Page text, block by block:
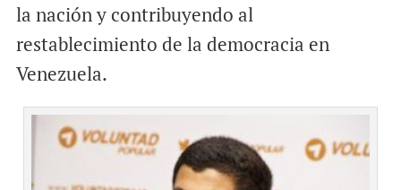
la nación y contribuyendo al
restablecimiento de la democracia en
Venezuela.